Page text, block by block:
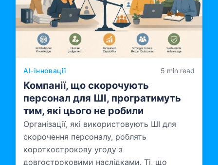
AI-інновації 5 min read
Компанії, що скорочують
персонал для ШІ, програтимуть
тим, які цього не робили
Організації, які використовують ШІ для
скорочення персоналу, роблять
короткострокову угоду з
довгостроковими наслідками. Ті, що